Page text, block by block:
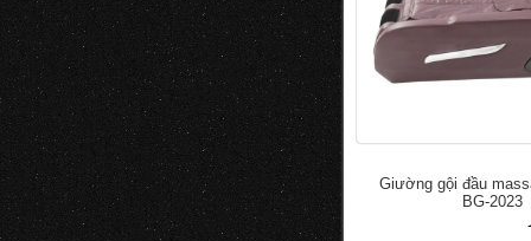
Giường gội đầu
BG-2023